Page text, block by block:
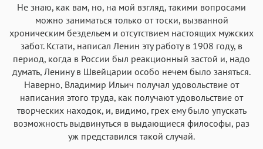
Не знаю, как вам, но, на мой взгляд, такими вопросами
можно заниматься только от тоски, вызванной
хроническим бездельем и отсутствием настоящих мужских
забот. Кстати, написал Ленин эту работу в 1908 году, в
период, когда в России был реакционный застой и, надо
думать, Ленину в Швейцарии особо нечем было заняться.
Наверно, Владимир Ильич получал удовольствие от
написания этого труда, как получают удовольствие от
творческих находок, и, видимо, грех ему было упускать
возможность выдвинуться в выдающиеся философы, раз
уж представился такой случай.